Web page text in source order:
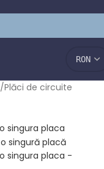
/Plăci de circuite